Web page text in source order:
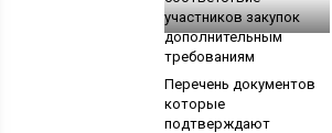
Перечень документов
которые
подтверждают